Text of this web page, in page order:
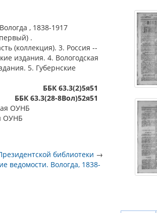
, 1838-1917
.
(коллекция). 3. Россия --
издания. 4. Вологодская
5. Губернские
ББК 63.3(2)5я51
ББК 63.3(28-8Вол)52я51
ОУНБ
ОУНБ
библиотеки →
ведомости. Вологда, 1838-